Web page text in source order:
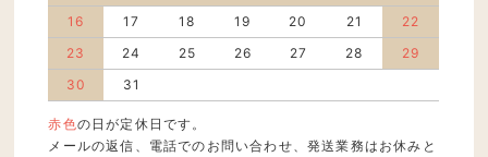
16
17 18 19 20 21
22
23
24 25 26 27 28
29
30
31
赤色の日が定休日です。
メールの返信、電話でのお問い合わせ、発送業務はお休みと